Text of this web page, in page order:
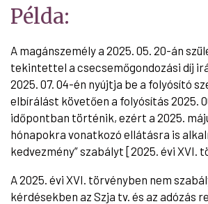
Példa:
A magánszemély a 2025. 05. 20-án
tekintettel a csecsemőgondozási díj
2025. 07. 04-én nyújtja be a folyósító
elbírálást követően a folyósítás 2025.
időpontban történik, ezért a 2025.
hónapokra vonatkozó ellátásra is
kedvezmény” szabályt [2025. évi XVI.
A 2025. évi XVI. törvényben nem
kérdésekben az Szja tv. és az adózás